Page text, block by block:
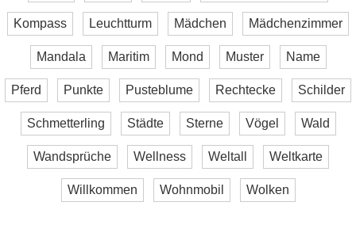
Kompass Leuchtturm Mädchen Mädchenzimmer
Mandala Maritim Mond Muster Name
Pferd Punkte Pusteblume Rechtecke Schilder
Schmetterling Städte Sterne Vögel Wald
Wandsprüche Wellness Weltall Weltkarte
Willkommen Wohnmobil Wolken